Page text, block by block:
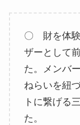
〇 財を体験
ザーとして
た。メンバ
ねらいを紐
トに繋げる
た。